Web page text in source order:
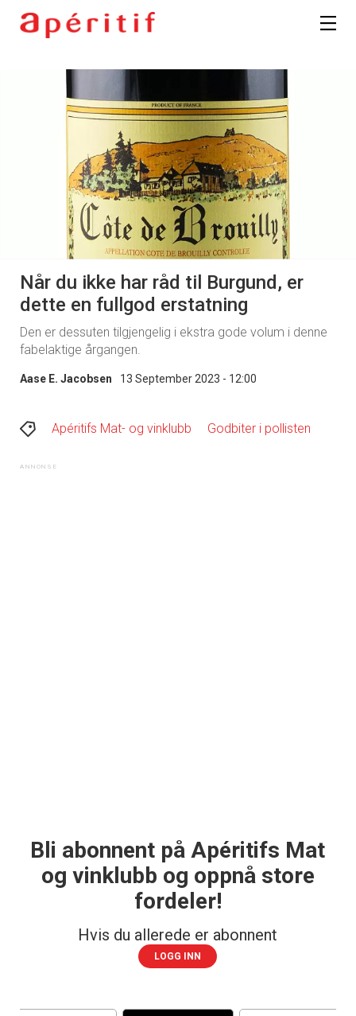
Når du ikke har råd til Burgund, er
dette en fullgod erstatning
Den er dessuten tilgjengelig i ekstra gode volum i denne
fabelaktige årgangen.
Aase E. Jacobsen 13 September 2023 - 12:00
Apéritifs Mat- og vinklubb Godbiter i pollisten
Bli abonnent på Apéritifs Mat
og vinklubb og oppnå store
fordeler!
Hvis du allerede er abonnent
LOGG INN